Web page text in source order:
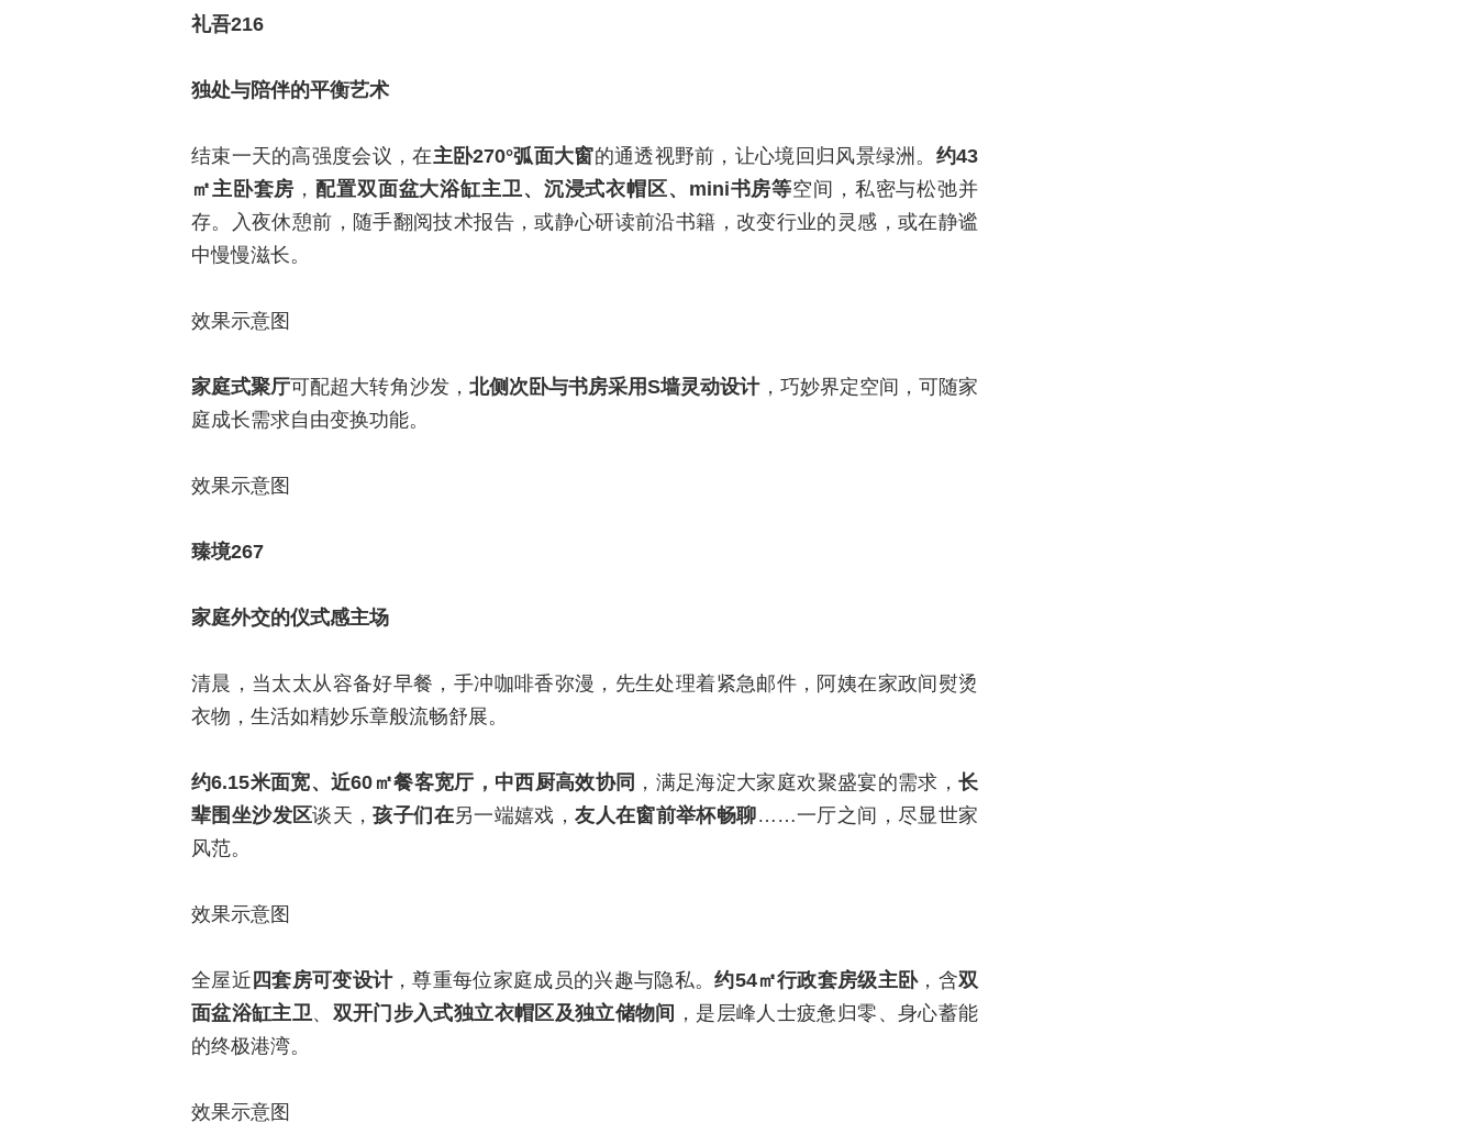
礼吾216
独处与陪伴的平衡艺术
结束一天的高强度会议，在主卧270°弧面大窗的通透视野前，让心境回归风景绿洲。 约43
㎡主卧套房 ， 配置双面盆大浴缸主卫、沉浸式衣帽区、mini书房等空间，私密与松弛并
存。入夜休憩前，随手翻阅技术报告，或静心研读前沿书籍，改变行业的灵感，或在静谧
中慢慢滋长。
效果示意图
家庭式聚厅可配超大转角沙发， 北侧次卧与书房采用S墙灵动设计，巧妙界定空间，可随家
庭成长需求自由变换功能。
效果示意图
臻境267
家庭外交的仪式感主场
清晨，当太太从容备好早餐，手冲咖啡香弥漫，先生处理着紧急邮件，阿姨在家政间熨烫
衣物，生活如精妙乐章般流畅舒展。
约6.15米面宽、近60㎡餐客宽厅，中西厨高效协同 ，满足海淀大家庭欢聚盛宴的需求，长
辈围坐沙发区谈天，孩子们在另一端嬉戏，友人在窗前举杯畅聊……一厅之间，尽显世家
风范。
效果示意图
全屋近 四套房可变设计，尊重每位家庭成员的兴趣与隐私。约54㎡行政套房级主卧，含双
面盆浴缸主卫、 双开门步入式独立衣帽区及独立储物间 ，是层峰人士疲惫归零、身心蓄能
的终极港湾。
效果示意图